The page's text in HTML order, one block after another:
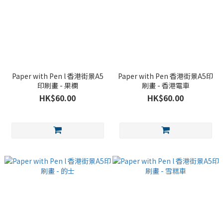
Paper with Pen l 香港街景A5
印刷畫 - 果欄
HK$60.00
Paper with Pen 香港街景A5印
刷畫 - 香港電車
HK$60.00